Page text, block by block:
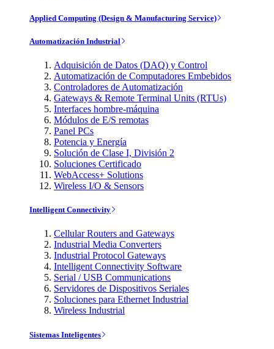
Applied Computing (Design & Manufacturing Service)
Automatización Industrial
Adquisición de Datos (DAQ) y Control
Automatización de Computadores Embebidos
Controladores de Automatización
Gateways & Remote Terminal Units (RTUs)
Interfaces hombre-máquina
Módulos de E/S remotas
Panel PCs
Potencia y Energía
Solución de Clase I, División 2
Soluciones Certificado
WebAccess+ Solutions
Wireless I/O & Sensors
Intelligent Connectivity
Cellular Routers and Gateways
Industrial Media Converters
Industrial Protocol Gateways
Intelligent Connectivity Software
Serial / USB Communications
Servidores de Dispositivos Seriales
Soluciones para Ethernet Industrial
Wireless Industrial
Sistemas Inteligentes